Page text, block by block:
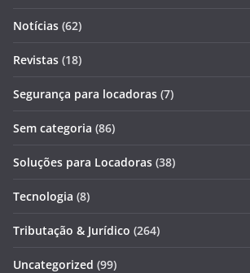
Notícias (62)
Revistas (18)
Segurança para locadoras (7)
Sem categoria (86)
Soluções para Locadoras (38)
Tecnologia (8)
Tributação & Jurídico (264)
Uncategorized (99)